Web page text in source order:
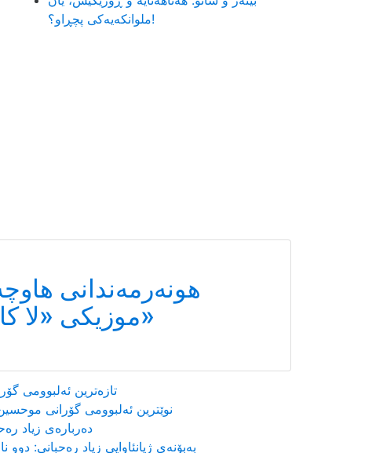
ملوانکەیەکی پچڕاو؟!
هونەرمەندانی
موزیكی «لا كاراڤان پاس»